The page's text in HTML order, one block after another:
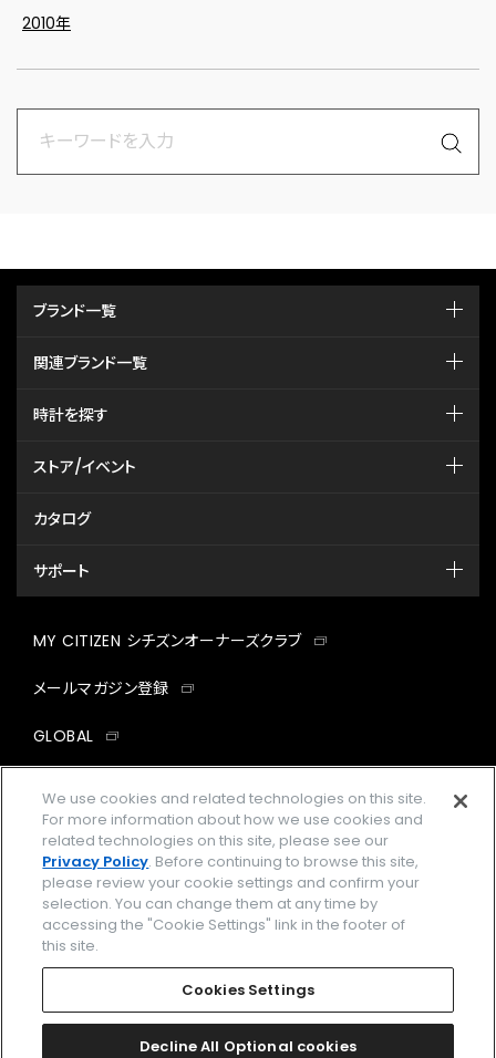
2010年
ブランド一覧
関連ブランド一覧
時計を探す
ストア/イベント
カタログ
サポート
MY CITIZEN シチズンオーナーズクラブ
メールマガジン登録
GLOBAL
facebookinstagramtwitter
企業情報 ご利用規約
プライバシーポリシー Cookies Settings
Amazon PayはAmazon.com, Inc.またはその関連会社の商標です。
We use cookies and related technologies on this site.
For more information about how we use cookies and
related technologies on this site, please see our
Privacy Policy. Before continuing to browse this site,
please review your cookie settings and confirm your
selection. You can change them at any time by
accessing the "Cookie Settings" link in the footer of
this site.
Cookies Settings
Decline All Optional cookies